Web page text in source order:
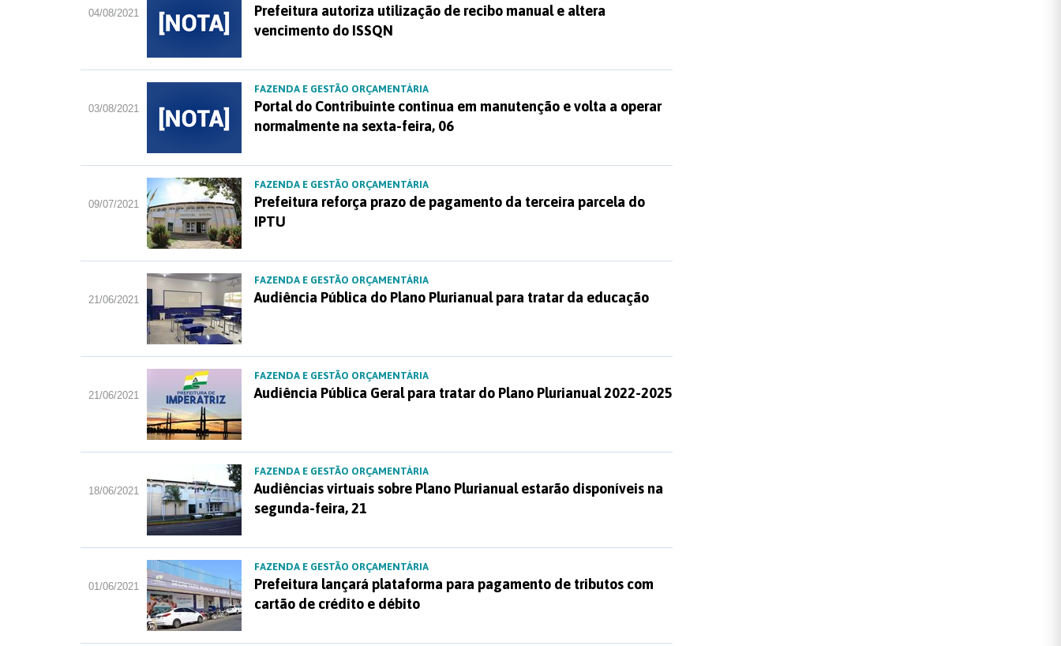
04/08/2021
Prefeitura autoriza utilização de recibo manual e altera
vencimento do ISSQN
03/08/2021
FAZENDA E GESTÃO ORÇAMENTÁRIA
Portal do Contribuinte continua em manutenção e volta a operar
normalmente na sexta-feira, 06
09/07/2021
FAZENDA E GESTÃO ORÇAMENTÁRIA
Prefeitura reforça prazo de pagamento da terceira parcela do
IPTU
21/06/2021
FAZENDA E GESTÃO ORÇAMENTÁRIA
Audiência Pública do Plano Plurianual para tratar da educação
21/06/2021
FAZENDA E GESTÃO ORÇAMENTÁRIA
Audiência Pública Geral para tratar do Plano Plurianual 2022-2025
18/06/2021
FAZENDA E GESTÃO ORÇAMENTÁRIA
Audiências virtuais sobre Plano Plurianual estarão disponíveis na
segunda-feira, 21
01/06/2021
FAZENDA E GESTÃO ORÇAMENTÁRIA
Prefeitura lançará plataforma para pagamento de tributos com
cartão de crédito e débito